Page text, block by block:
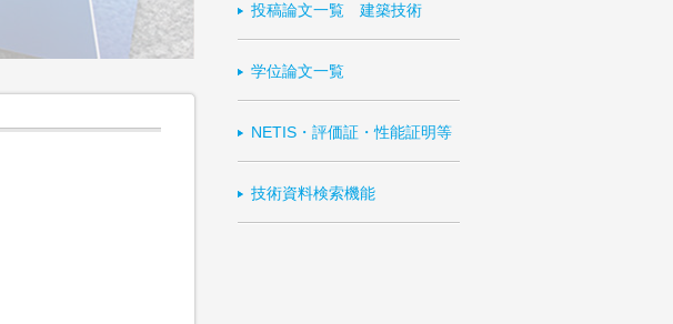
投稿論文一覧 建築技術
学位論文一覧
NETIS・評価証・性能証明等
技術資料検索機能